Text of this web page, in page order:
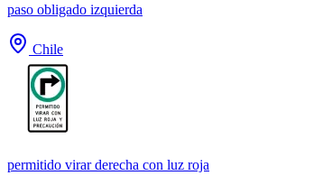
paso obligado izquierda
Chile
permitido virar derecha con luz roja